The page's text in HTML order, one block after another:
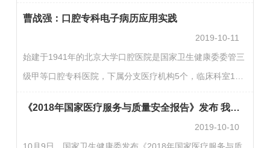
民进行了详细解读。互联网医疗健康是互联网经济整个生…
补偿、政府财政资金针对区域健康信息化投入的有效性将是
保障区域卫生健康信息化建设成败的关键。因此，有必要对
医院信息化的资金投入、医院在区域健康信息化方面的资金
投入的现状及问题，政府财政资金如何支持医院在区域健康
信息化方面的建设等方面进行研究，探讨政府财政资金针对
曹战强：口腔专科电子病历应用实践
2019-10-11
始建于1941年的北京大学口腔医院是国家卫生健康委委管三
级甲等口腔专科医院，下属分支医疗机构5个，临床科室15
理模式，是目前国际上服务规模最大的单体口腔专科医院，
在世界大学学科排名荣列全球第15名。与综合医院的电子病
《2018年国家医疗服务与质量安全报告》发布 我国医疗技术、质量双提升
2019-10-10
10月9日，国家卫生健康委发布《2018年国家医疗服务与质